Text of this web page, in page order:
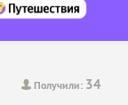
Получили: 34